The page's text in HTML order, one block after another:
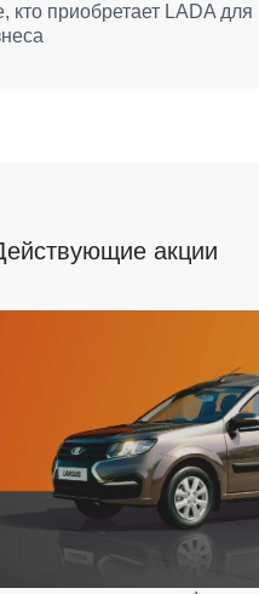
кто приобретает LADA для
акции